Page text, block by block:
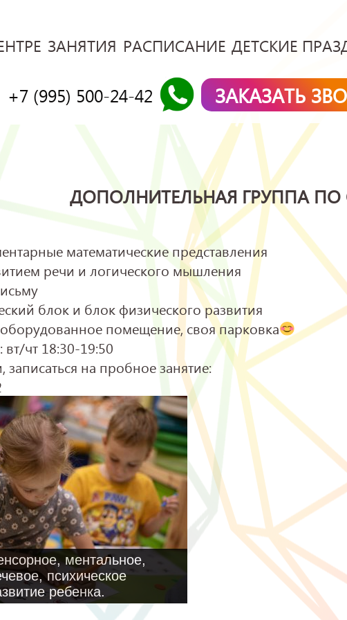
ЗАНЯТИЯ РАСПИСАНИЕ ДЕТСКИЕ
+7 (995) 500-24-42 ЗАКАЗАТЬ
ДОПОЛНИТЕЛЬНАЯ ГРУППА
математические представления
речи и логического мышления
блок и блок физического развития
помещение, своя парковка
вт/чт 18:30-19:50
записаться на пробное занятие:
ментальное,
психическое
ребенка.